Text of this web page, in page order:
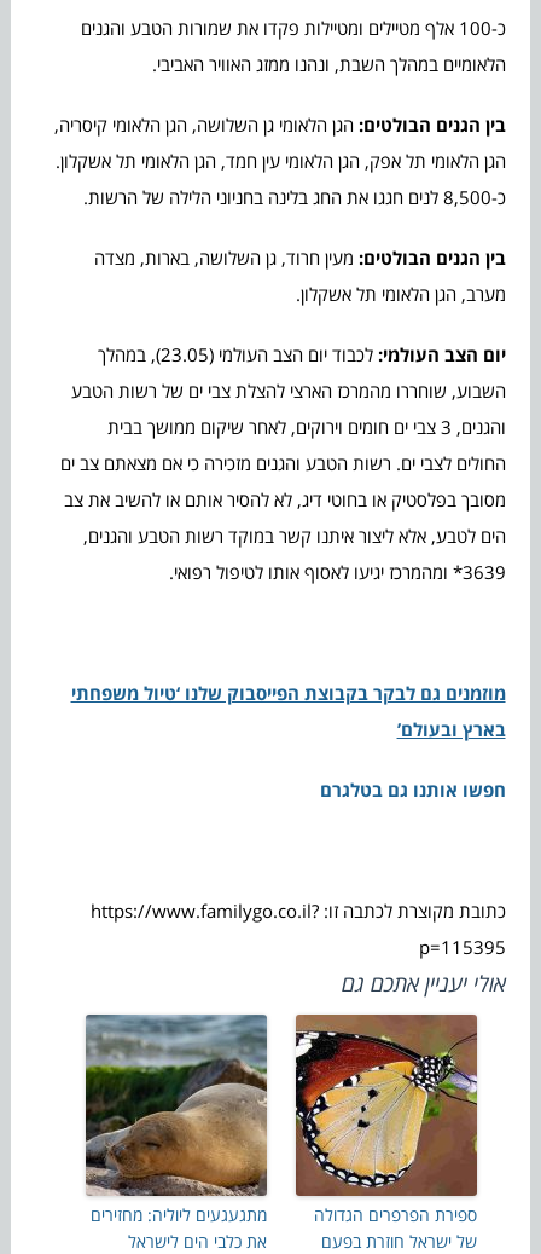
כ-100 אלף מטיילים ומטיילות פקדו את שמורות הטבע והגנים
הלאומיים במהלך השבת, ונהנו ממזג האוויר האביבי.
בין הגנים הבולטים: הגן הלאומי גן השלושה, הגן הלאומי קיסריה,
הגן הלאומי תל אפק, הגן הלאומי עין חמד, הגן הלאומי תל אשקלון.
כ-8,500 לנים חגגו את החג בלינה בחניוני הלילה של הרשות.
בין הגנים הבולטים: מעין חרוד, גן השלושה, בארות, מצדה
מערב, הגן הלאומי תל אשקלון.
יום הצב העולמי:
לכבוד יום הצב העולמי (23.05), במהלך
השבוע, שוחררו מהמרכז הארצי להצלת צבי ים של רשות הטבע
והגנים, 3 צבי ים חומים וירוקים, לאחר שיקום ממושך בבית
החולים לצבי ים. רשות הטבע והגנים מזכירה כי אם מצאתם צב ים
מסובך בפלסטיק או בחוטי דיג, לא להסיר אותם או להשיב את צב
הים לטבע, אלא ליצור איתנו קשר במוקד רשות הטבע והגנים,
3639* ומהמרכז יגיעו לאסוף אותו לטיפול רפואי.
מוזמנים גם לבקר בקבוצת הפייסבוק שלנו ‘טיול משפחתי
בארץ ובעולם’
חפשו אותנו גם בטלגרם
כתובת מקוצרת לכתבה זו: https://www.familygo.co.il?
p=115395
אולי יעניין אתכם גם
ספירת הפרפרים הגדולה
של ישראל חוזרת בפעם
מתגעגעים ליוליה: מחזירים
את כלבי הים לישראל